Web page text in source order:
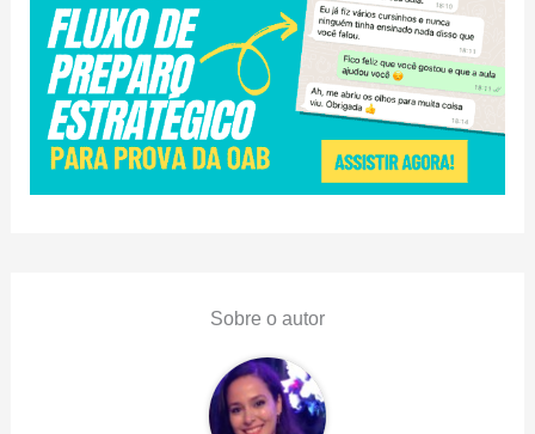
Sobre o autor